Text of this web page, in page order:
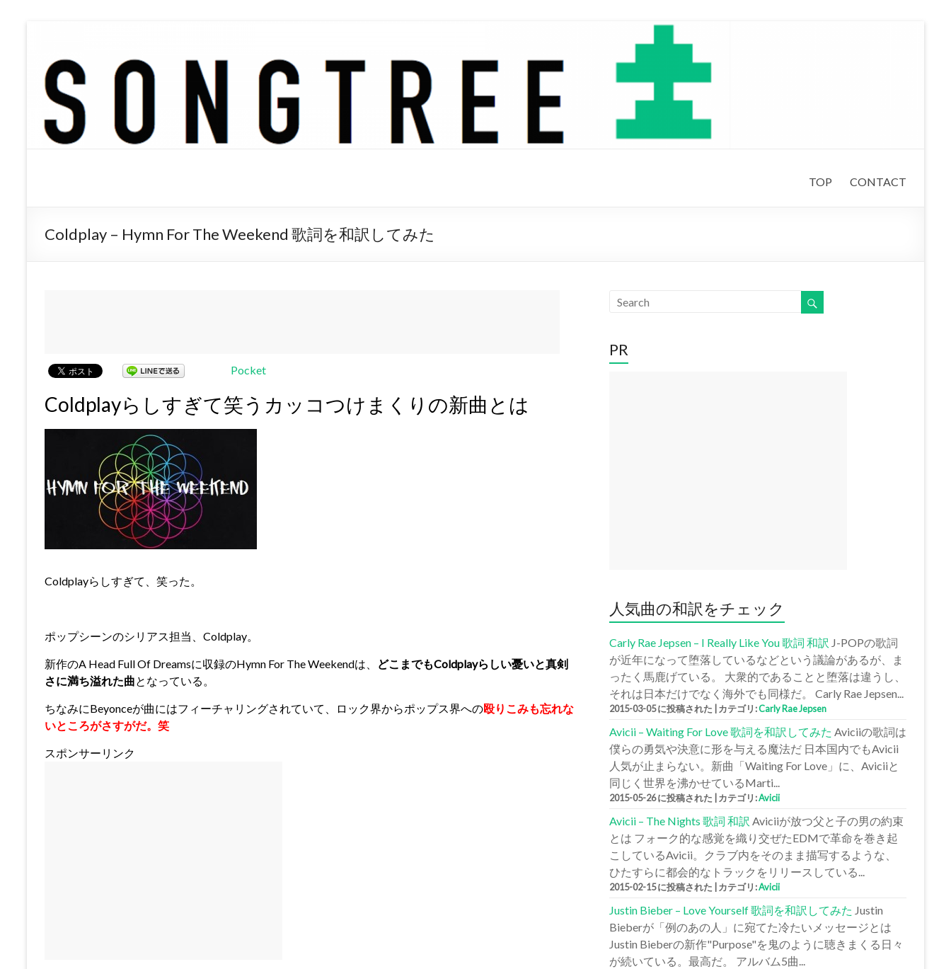
TOP CONTACT
Coldplay – Hymn For The Weekend 歌詞を和訳してみた
Pocket
Coldplayらしすぎて笑うカッコつけまくりの新曲とは
Coldplayらしすぎて、笑った。
ポップシーンのシリアス担当、Coldplay。
新作のA Head Full Of Dreamsに収録のHymn For The Weekendは、
どこまでもColdplayらしい憂いと真剣
さに満ち溢れた曲となっている。
ちなみにBeyonceが曲にはフィーチャリングされていて、ロック界からポップス界への殴りこみも忘れな
いところがさすがだ。笑
スポンサーリンク
PR
人気曲の和訳をチェック
Carly Rae Jepsen – I Really Like You 歌詞 和訳 J-POPの歌詞
が近年になって堕落しているなどという議論があるが、ま
ったく馬鹿げている。 大衆的であることと堕落は違うし、
それは日本だけでなく海外でも同様だ。 Carly Rae Jepsen...
2015-03-05 に投稿された カテゴリ:Carly Rae Jepsen
Avicii – Waiting For Love 歌詞を和訳してみた Aviciiの歌詞は
僕らの勇気や決意に形を与える魔法だ 日本国内でもAvicii
人気が止まらない。新曲「Waiting For Love」に、Aviciiと
同じく世界を沸かせているMarti...
2015-05-26 に投稿された カテゴリ:Avicii
Avicii – The Nights 歌詞 和訳 Aviciiが放つ父と子の男の約束
とは フォーク的な感覚を織り交ぜたEDMで革命を巻き起
こしているAvicii。クラブ内をそのまま描写するような、
ひたすらに都会的なトラックをリリースしている...
2015-02-15 に投稿された カテゴリ:Avicii
Justin Bieber – Love Yourself 歌詞を和訳してみた Justin
Bieberが「例のあの人」に宛てた冷たいメッセージとは
Justin Bieberの新作"Purpose"を鬼のように聴きまくる日々
が続いている。最高だ。 アルバム5曲...